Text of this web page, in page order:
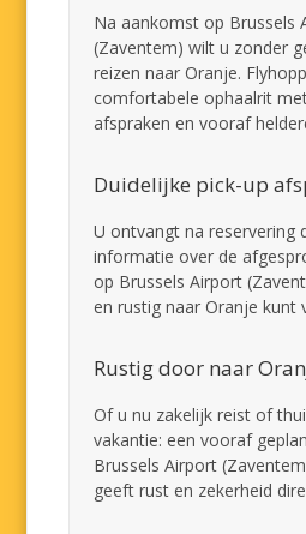
Na aankomst op Brussels
(Zaventem) wilt u zonder
reizen naar Oranje.
comfortabele ophaalrit
afspraken en vooraf
Duidelijke pick-up
U ontvangt na reservering
informatie over de
op Brussels Airport
en rustig naar Oranje kunt
Rustig door naar
Of u nu zakelijk reist of
vakantie: een vooraf
Brussels Airport
geeft rust en zekerheid